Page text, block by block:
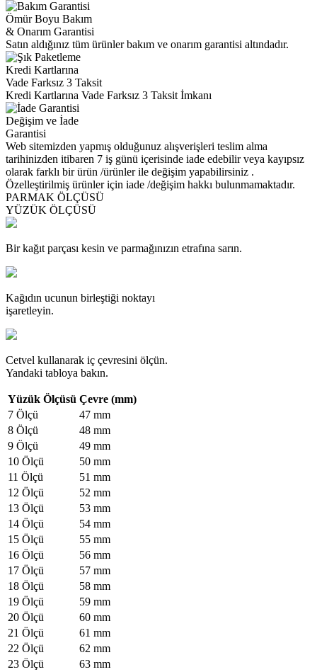
Ömür Boyu Bakım
& Onarım Garantisi
Satın aldığınız tüm ürünler bakım ve onarım garantisi altındadır.
Kredi Kartlarına
Vade Farksız 3 Taksit
Kredi Kartlarına Vade Farksız 3 Taksit İmkanı
Değişim ve İade
Garantisi
Web sitemizden yapmış olduğunuz alışverişleri teslim alma
tarihinizden itibaren 7 iş günü içerisinde iade edebilir veya kayıpsız
olarak farklı bir ürün /ürünler ile değişim yapabilirsiniz .
Özelleştirilmiş ürünler için iade /değişim hakkı bulunmamaktadır.
PARMAK ÖLÇÜSÜ
YÜZÜK ÖLÇÜSÜ
Bir kağıt parçası kesin ve parmağınızın etrafına sarın.
Kağıdın ucunun birleştiği noktayı
işaretleyin.
Cetvel kullanarak iç çevresini ölçün.
Yandaki tabloya bakın.
Yüzük Ölçüsü Çevre (mm)
7 Ölçü
47 mm
8 Ölçü
48 mm
9 Ölçü
49 mm
10 Ölçü
50 mm
11 Ölçü
51 mm
12 Ölçü
52 mm
13 Ölçü
53 mm
14 Ölçü
54 mm
15 Ölçü
55 mm
16 Ölçü
56 mm
17 Ölçü
57 mm
18 Ölçü
58 mm
19 Ölçü
59 mm
20 Ölçü
60 mm
21 Ölçü
61 mm
22 Ölçü
62 mm
23 Ölçü
63 mm